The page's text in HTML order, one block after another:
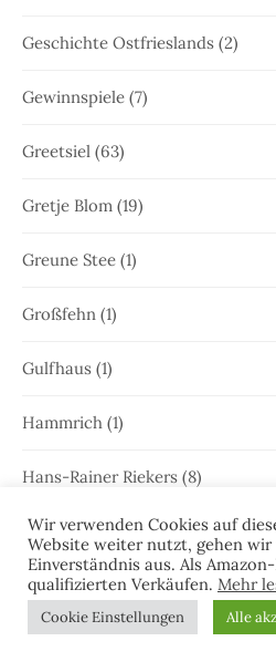
Geschichte Ostfrieslands (2)
Gewinnspiele (7)
Greetsiel (63)
Gretje Blom (19)
Greune Stee (1)
Großfehn (1)
Gulfhaus (1)
Hammrich (1)
Hans-Rainer Riekers (8)
Harlesiel(9)
Hauke Holjansen(5)
Hedda Böttcher(23)
Wir verwenden Cookies auf
Website weiter nutzt, gehen wir
Einverständnis aus. Als
qualifizierten Verkäufen. Mehr
Cookie Einstellungen Alle